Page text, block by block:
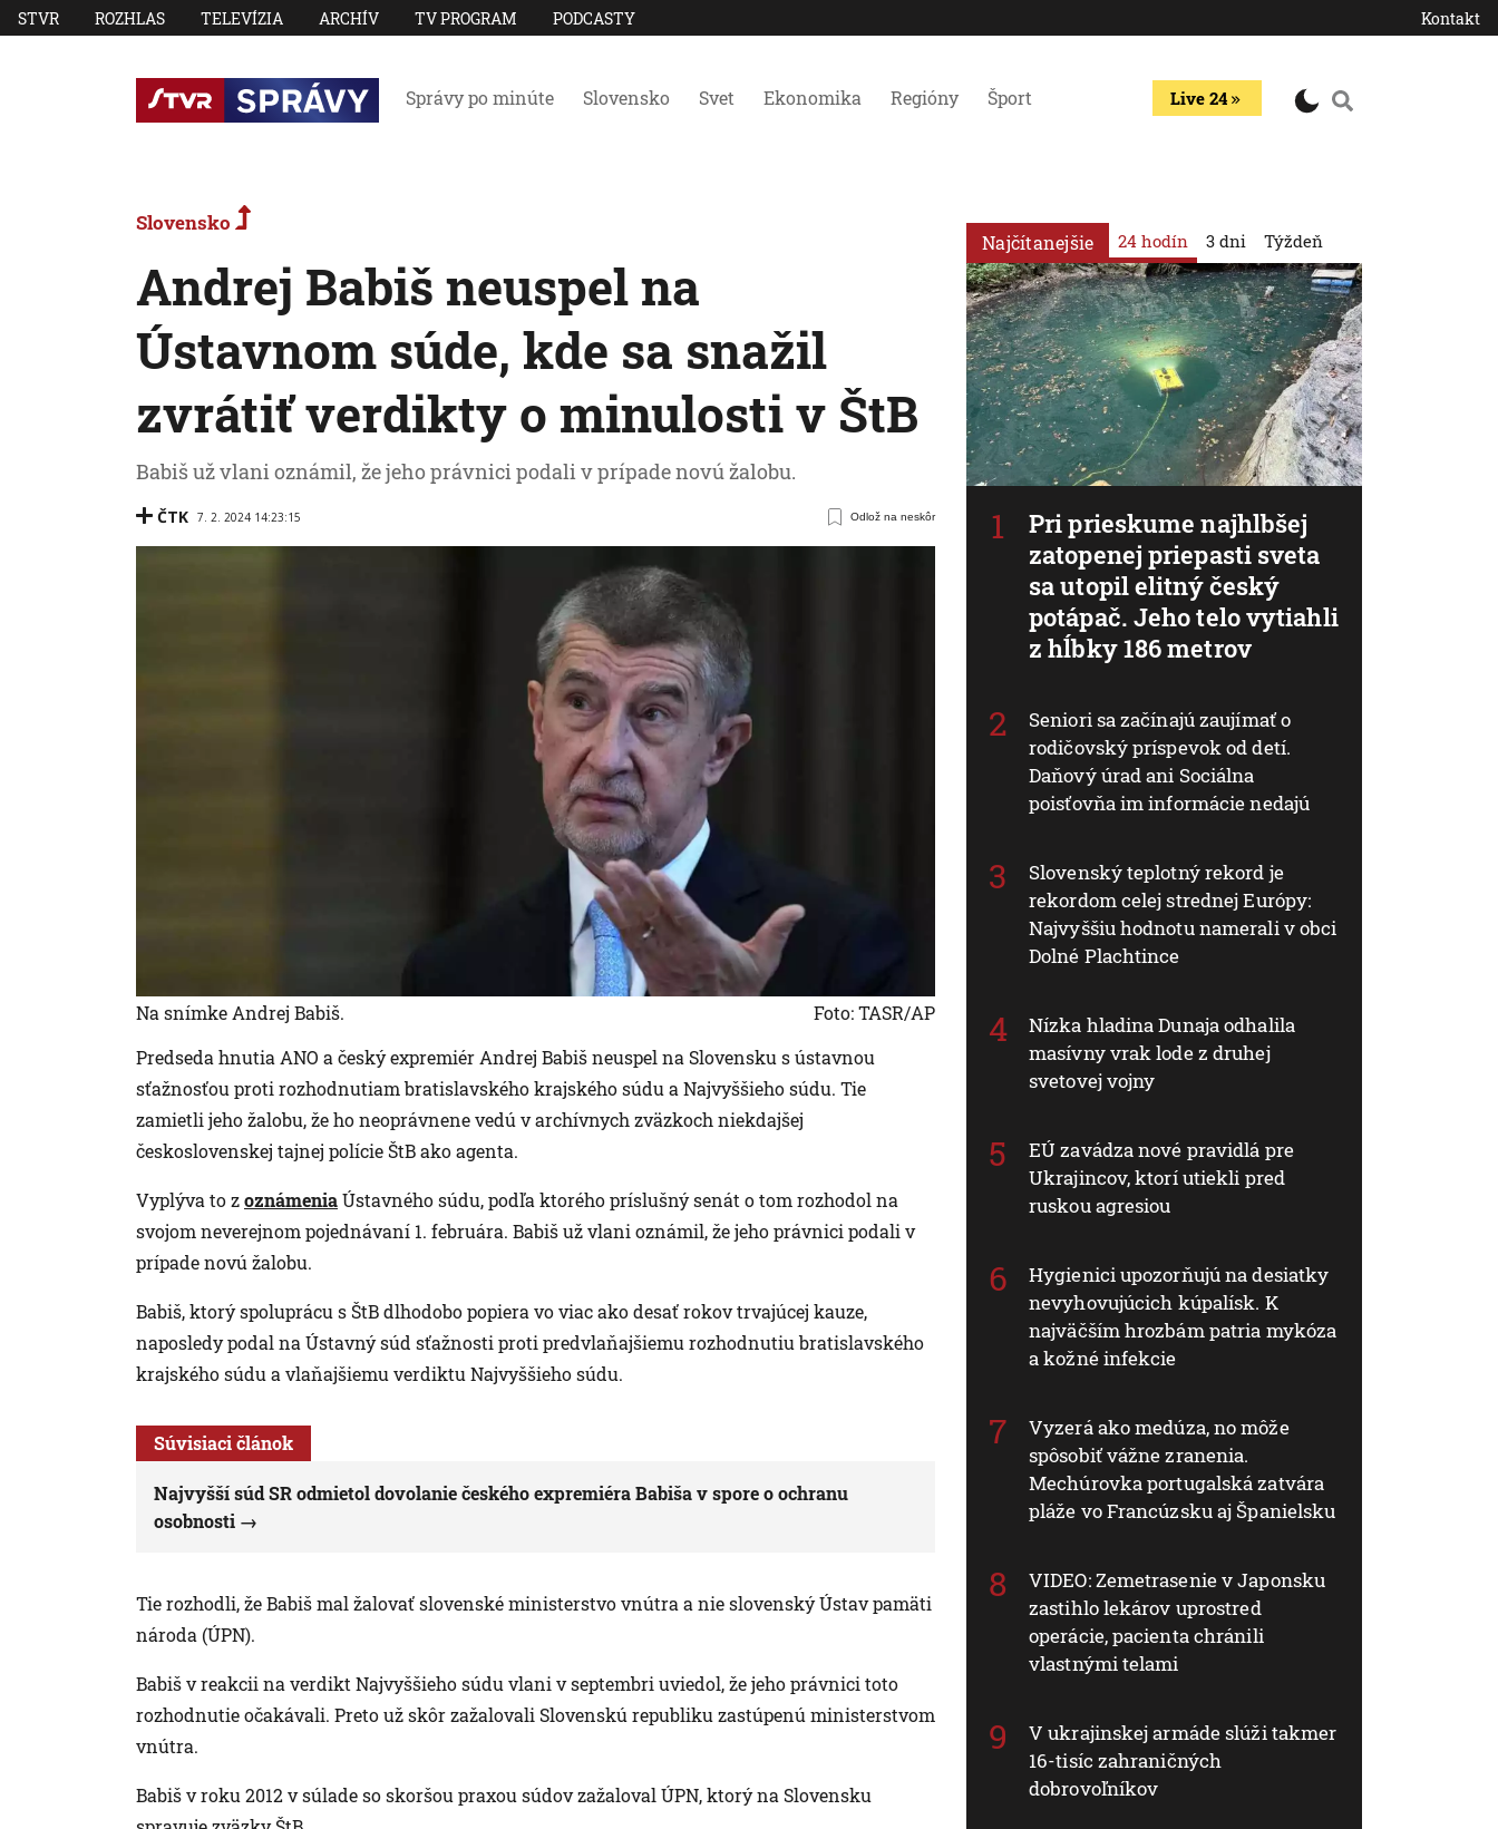
STVR ROZHLAS TELEVÍZIA ARCHÍV TV PROGRAM PODCASTY Kontakt
Správy po minúte Slovensko Svet Ekonomika Regióny Šport Live 24
Slovensko
Andrej Babiš neuspel na
Ústavnom súde, kde sa snažil
zvrátiť verdikty o minulosti v ŠtB
Babiš už vlani oznámil, že jeho právnici podali v prípade novú žalobu.
ČTK 7. 2. 2024 14:23:15 Odlož na neskôr
Na snímke Andrej Babiš.
Foto: TASR/AP
Predseda hnutia ANO a český expremiér Andrej Babiš neuspel na Slovensku s ústavnou
sťažnosťou proti rozhodnutiam bratislavského krajského súdu a Najvyššieho súdu. Tie
zamietli jeho žalobu, že ho neoprávnene vedú v archívnych zväzkoch niekdajšej
československej tajnej polície ŠtB ako agenta.
Vyplýva to zoznámeniaÚstavného súdu, podľa ktorého príslušný senát o tom rozhodol na
svojom neverejnom pojednávaní 1. februára. Babiš už vlani oznámil, že jeho právnici podali v
prípade novú žalobu.
Babiš, ktorý spoluprácu s ŠtB dlhodobo popiera vo viac ako desať rokov trvajúcej kauze,
naposledy podal na Ústavný súd sťažnosti proti predvlaňajšiemu rozhodnutiu bratislavského
krajského súdu a vlaňajšiemu verdiktu Najvyššieho súdu.
Súvisiaci článok
Najvyšší súd SR odmietol dovolanie českého expremiéra Babiša v spore o ochranu
osobnosti
Tie rozhodli, že Babiš mal žalovať slovenské ministerstvo vnútra a nie slovenský Ústav pamäti
národa (ÚPN).
Babiš v reakcii na verdikt Najvyššieho súdu vlani v septembri uviedol, že jeho právnici toto
rozhodnutie očakávali. Preto už skôr zažalovali Slovenskú republiku zastúpenú ministerstvom
vnútra.
Babiš v roku 2012 v súlade so skoršou praxou súdov zažaloval ÚPN, ktorý na Slovensku
Najčítanejšie 24 hodín
Pri prieskume najhlbšej
zatopenej priepasti sveta
sa utopil elitný český
potápač. Jeho telo vytiahli
z hĺbky 186 metrov
Seniori sa začínajú zaujímať o
rodičovský príspevok od detí.
Daňový úrad ani Sociálna
poisťovňa im informácie nedajú
Slovenský teplotný rekord je
rekordom celej strednej Európy:
Najvyššiu hodnotu namerali v obci
Dolné Plachtince
Nízka hladina Dunaja odhalila
masívny vrak lode z druhej
svetovej vojny
EÚ zavádza nové pravidlá pre
Ukrajincov, ktorí utiekli pred
ruskou agresiou
Hygienici upozorňujú na desiatky
nevyhovujúcich kúpalísk. K
najväčším hrozbám patria mykóza
a kožné infekcie
Vyzerá ako medúza, no môže
spôsobiť vážne zranenia.
Mechúrovka portugalská zatvára
pláže vo Francúzsku aj Španielsku
VIDEO: Zemetrasenie v Japonsku
zastihlo lekárov uprostred
operácie, pacienta chránili
vlastnými telami
V ukrajinskej armáde slúži takmer
16-tisíc zahraničných
dobrovoľníkov
3 dni Týždeň